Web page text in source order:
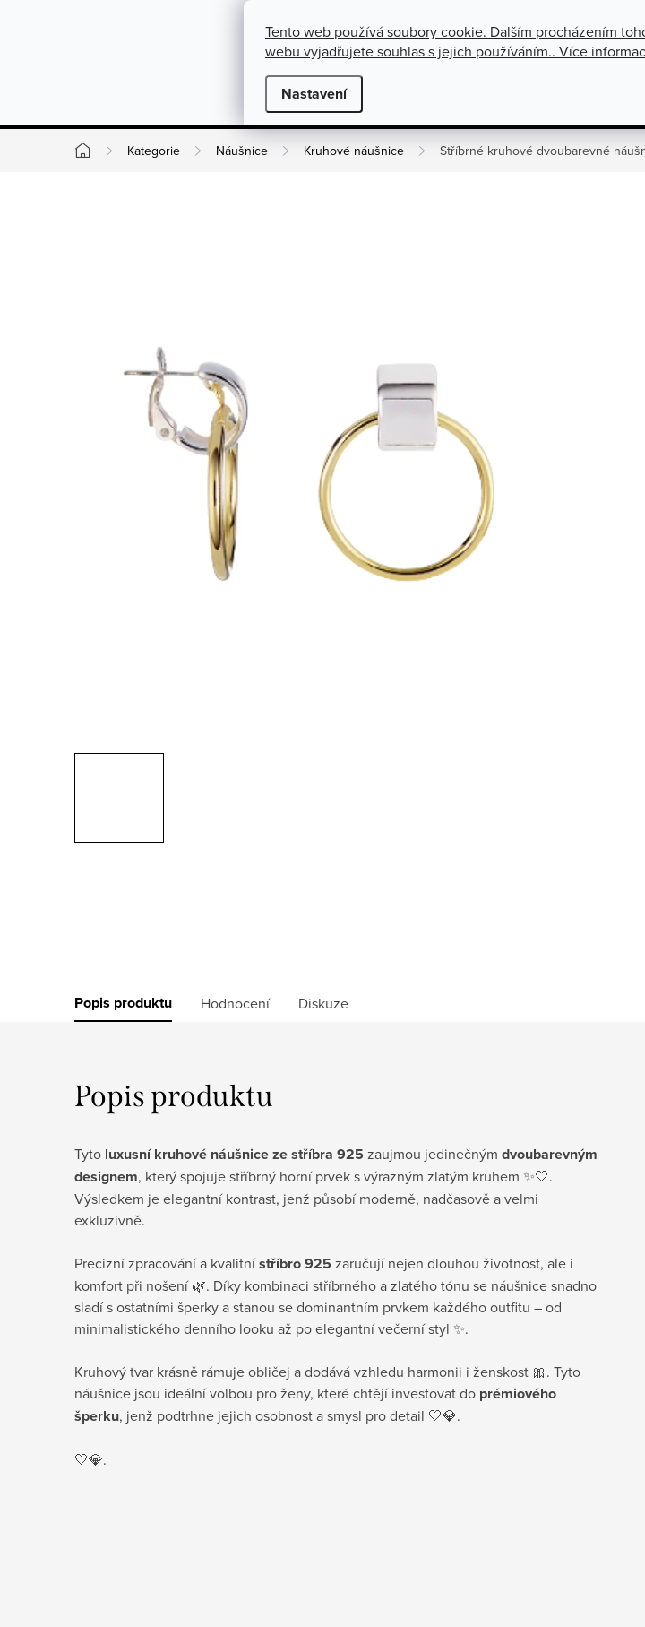
https://cz.pinterest.com/shoppenuela/
Tento web používá soubory cookie. Dalším procházením
webu vyjadřujete souhlas s jejich používáním.. Více
Nastavení
Podmínky pro výměnu, vrácení a reklamaci Oznámení o zrušení platby
Novinky
Domů
Kategorie Náušnice Kruhové náušnice Stříbrné kruhové dvoubarevné
Popis produktu Hodnocení Diskuze
Popis produktu
Tyto luxusní kruhové náušnice ze stříbra 925 zaujmou jedinečným dvoubarevným
designem, který spojuje stříbrný horní prvek s výrazným zlatým kruhem ✨🤍.
Výsledkem je elegantní kontrast, jenž působí moderně, nadčasově a velmi
exkluzivně.
Precizní zpracování a kvalitnístříbro 925 zaručují nejen dlouhou životnost, ale i
komfort při nošení 🌿. Díky kombinaci stříbrného a zlatého tónu se náušnice snadno
sladí s ostatními šperky a stanou se dominantním prvkem každého outfitu – od
minimalistického denního looku až po elegantní večerní styl ✨.
Kruhový tvar krásně rámuje obličej a dodává vzhledu harmonii i ženskost 🎀. Tyto
náušnice jsou ideální volbou pro ženy, které chtějí investovat do prémiového
šperku, jenž podtrhne jejich osobnost a smysl pro detail 🤍💎.
🤍💎.